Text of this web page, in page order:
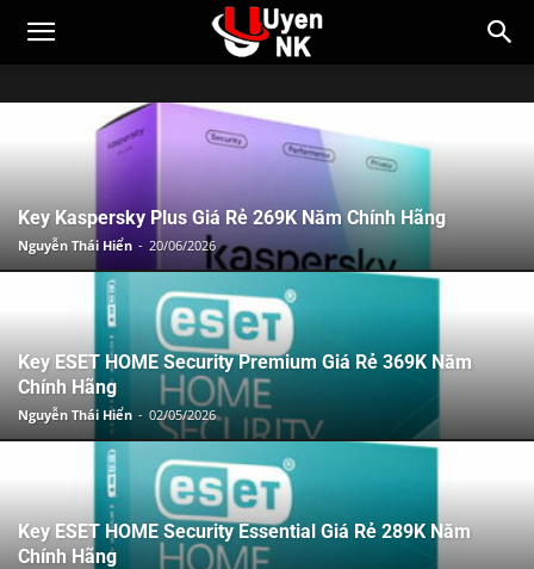
Key Kaspersky Plus Giá Rẻ 269K Năm Chính Hãng
Nguyễn Thái Hiển - 20/06/2026
Key ESET HOME Security Premium Giá Rẻ 369K Năm
Chính Hãng
Nguyễn Thái Hiển - 02/05/2026
Key ESET HOME Security Essential Giá Rẻ 289K Năm
Chính Hãng